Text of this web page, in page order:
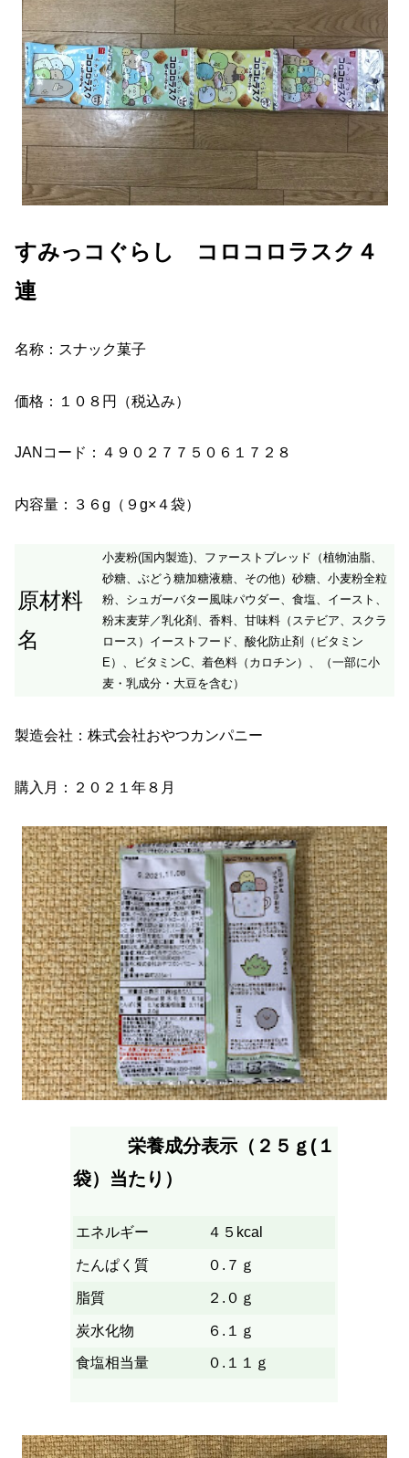
すみっコぐらし コロコロラスク４
連
名称：スナック菓子
価格：１０８円（税込み）
JANコード：４９０２７７５０６１７２８
内容量：３６g（９g×４袋）
原材料
名
小麦粉(国内製造)、ファーストブレッド（植物油脂、
砂糖、ぶどう糖加糖液糖、その他）砂糖、小麦粉全粒
粉、シュガーバター風味パウダー、食塩、イースト、
粉末麦芽／乳化剤、香料、甘味料（ステビア、スクラ
ロース）イーストフード、酸化防止剤（ビタミン
E）、ビタミンC、着色料（カロチン）、（一部に小
麦・乳成分・大豆を含む）
製造会社：株式会社おやつカンパニー
購入月：２０２１年８月
栄養成分表示（２５ｇ(１
袋）当たり）
エネルギー ４５kcal
たんぱく質 ０.７ｇ
脂質 ２.０ｇ
炭水化物 ６.１ｇ
食塩相当量 ０.１１ｇ